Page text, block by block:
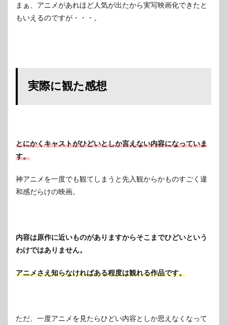
まぁ、アニメがあれほど人気が出たから実写映画化できたと
もいえるのですが・・・。
実際に観た感想
とにかくキャストがひどいとしか言えない内容になっていま
す。
神アニメを一度でも観てしまうと先入観からかものすごく違
和感だらけの映画。
内容は原作に近いものがありますからそこまでひどいという
わけではありません。
アニメさえ知らなければある程度は観れる作品です。
ただ、一度アニメを見たらひどい内容としか思えなくなって